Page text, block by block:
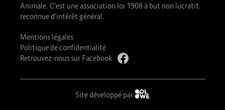
Animale. C’est une association loi 1908 à but non lucratif,
reconnue d’intérêt général.
Mentions légales
Politique de confidentialité
Retrouvez-nous sur Facebook
Site développé par